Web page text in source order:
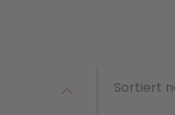
Sortiert